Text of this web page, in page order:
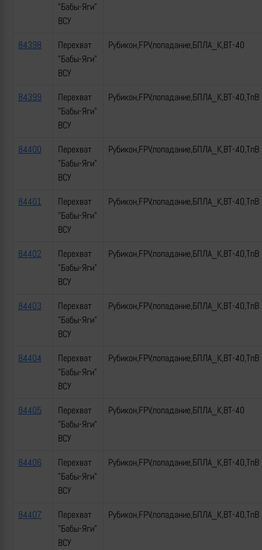
"Бабы-Яги"
ВСУ
84398
Перехват
"Бабы-Яги"
ВСУ
Рубикон,FPV,попадание,БПЛА_К,ВТ-40
84399
Перехват
"Бабы-Яги"
ВСУ
Рубикон,FPV,попадание,БПЛА_К,ВТ-40,ТпВ
84400
Перехват
"Бабы-Яги"
ВСУ
Рубикон,FPV,попадание,БПЛА_К,ВТ-40,ТпВ
84401
Перехват
"Бабы-Яги"
ВСУ
Рубикон,FPV,попадание,БПЛА_К,ВТ-40,ТпВ
84402
Перехват
"Бабы-Яги"
ВСУ
Рубикон,FPV,попадание,БПЛА_К,ВТ-40,ТпВ
84403
Перехват
"Бабы-Яги"
ВСУ
Рубикон,FPV,попадание,БПЛА_К,ВТ-40,ТпВ
84404
Перехват
"Бабы-Яги"
ВСУ
Рубикон,FPV,попадание,БПЛА_К,ВТ-40,ТпВ
84405
Перехват
"Бабы-Яги"
ВСУ
Рубикон,FPV,попадание,БПЛА_К,ВТ-40
84406
Перехват
"Бабы-Яги"
ВСУ
Рубикон,FPV,попадание,БПЛА_К,ВТ-40,ТпВ
84407
Перехват
"Бабы-Яги"
ВСУ
Рубикон,FPV,попадание,БПЛА_К,ВТ-40,ТпВ